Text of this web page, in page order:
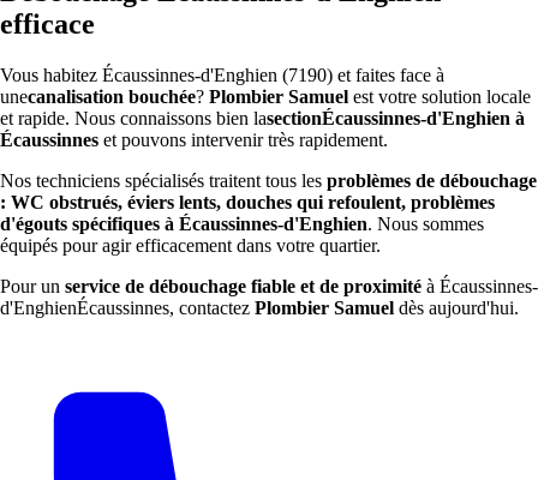
efficace
Vous habitez Écaussinnes-d'Enghien (7190) et faites face à
unecanalisation bouchée? Plombier Samuel est votre solution locale
et rapide. Nous connaissons bien lasectionÉcaussinnes-d'Enghien à
Écaussinnes et pouvons intervenir très rapidement.
Nos techniciens spécialisés traitent tous les problèmes de débouchage
: WC obstrués, éviers lents, douches qui refoulent, problèmes
d'égouts spécifiques à Écaussinnes-d'Enghien. Nous sommes
équipés pour agir efficacement dans votre quartier.
Pour un service de débouchage fiable et de proximité à Écaussinnes-
d'EnghienÉcaussinnes, contactez Plombier Samuel dès aujourd'hui.